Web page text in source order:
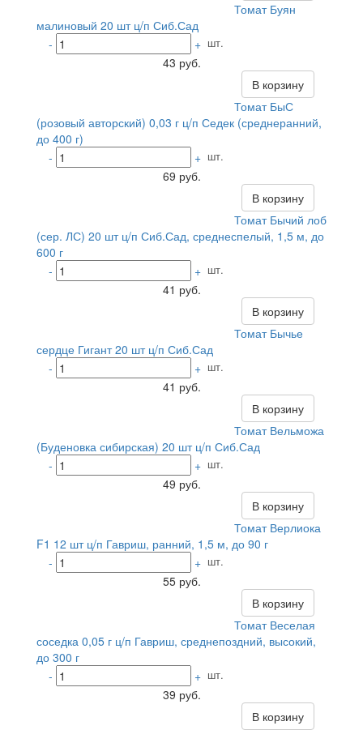
Томат Буян
малиновый 20 шт ц/п Сиб.Сад
-
+ шт.
43 руб.
В корзину
Томат БыС
(розовый авторский) 0,03 г ц/п Седек (среднеранний,
до 400 г)
-
+ шт.
69 руб.
В корзину
Томат Бычий лоб
(сер. ЛС) 20 шт ц/п Сиб.Сад, среднеспелый, 1,5 м, до
600 г
-
+ шт.
41 руб.
В корзину
Томат Бычье
сердце Гигант 20 шт ц/п Сиб.Сад
-
+ шт.
41 руб.
В корзину
Томат Вельможа
(Буденовка сибирская) 20 шт ц/п Сиб.Сад
-
+ шт.
49 руб.
В корзину
Томат Верлиока
F1 12 шт ц/п Гавриш, ранний, 1,5 м, до 90 г
-
+ шт.
55 руб.
В корзину
Томат Веселая
соседка 0,05 г ц/п Гавриш, среднепоздний, высокий,
до 300 г
-
+ шт.
39 руб.
В корзину